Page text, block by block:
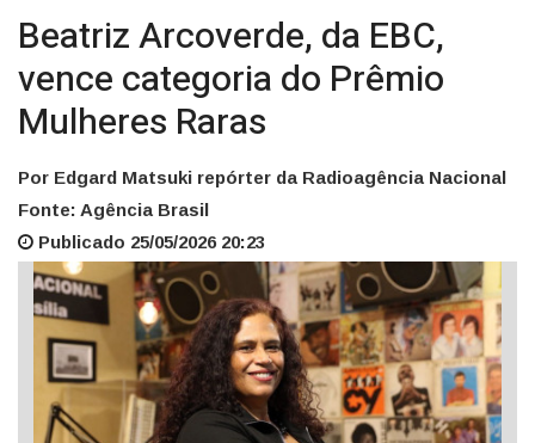
Beatriz Arcoverde, da EBC,
vence categoria do Prêmio
Mulheres Raras
Por Edgard Matsuki repórter da Radioagência Nacional
Fonte: Agência Brasil
Publicado 25/05/2026 20:23